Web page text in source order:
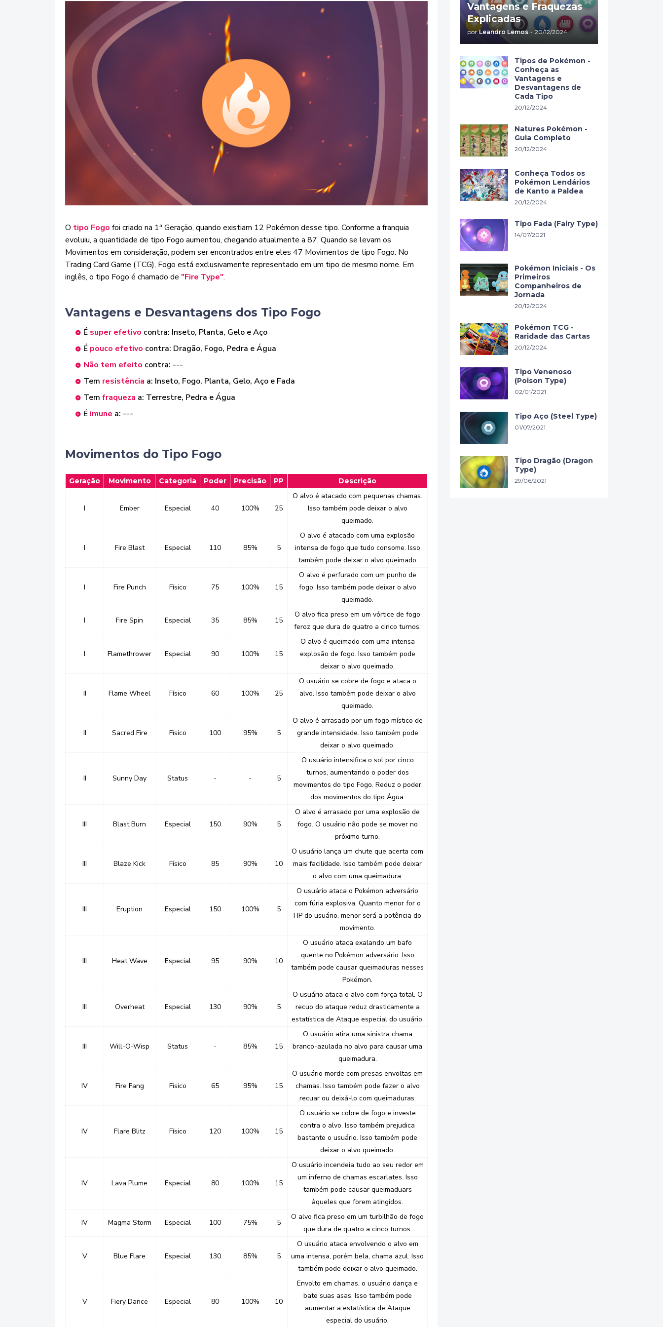
O tipo Fogo foi criado na 1ª Geração, quando existiam 12 Pokémon desse tipo. Conforme a franquia
evoluiu, a quantidade de tipo Fogo aumentou, chegando atualmente a 87. Quando se levam os
Movimentos em consideração, podem ser encontrados entre eles 47 Movimentos de tipo Fogo. No
Trading Card Game (TCG), Fogo está exclusivamente representado em um tipo de mesmo nome. Em
inglês, o tipo Fogo é chamado de "Fire Type".
Vantagens e Desvantagens dos Tipo Fogo
É super efetivo contra: Inseto, Planta, Gelo e Aço
É pouco efetivo contra: Dragão, Fogo, Pedra e Água
Não tem efeito contra: ---
Tem resistência a: Inseto, Fogo, Planta, Gelo, Aço e Fada
Tem fraqueza a: Terrestre, Pedra e Água
É imune a: ---
Movimentos do Tipo Fogo
Geração Movimento Categoria Poder Precisão PP Descrição
I Ember Especial 40 100% 25
O alvo é atacado com pequenas chamas.
Isso também pode deixar o alvo
queimado.
I Fire Blast Especial 110 85% 5
O alvo é atacado com uma explosão
intensa de fogo que tudo consome. Isso
também pode deixar o alvo queimado
I Fire Punch Físico 75 100% 15
O alvo é perfurado com um punho de
fogo. Isso também pode deixar o alvo
queimado.
I Fire Spin Especial 35 85% 15
O alvo fica preso em um vórtice de fogo
feroz que dura de quatro a cinco turnos.
I Flamethrower Especial 90 100% 15
O alvo é queimado com uma intensa
explosão de fogo. Isso também pode
deixar o alvo queimado.
II Flame Wheel Físico 60 100% 25
O usuário se cobre de fogo e ataca o
alvo. Isso também pode deixar o alvo
queimado.
II Sacred Fire Físico 100 95% 5
O alvo é arrasado por um fogo místico de
grande intensidade. Isso também pode
deixar o alvo queimado.
II Sunny Day Status - - 5
O usuário intensifica o sol por cinco
turnos, aumentando o poder dos
movimentos do tipo Fogo. Reduz o poder
dos movimentos do tipo Água.
III Blast Burn Especial 150 90% 5
O alvo é arrasado por uma explosão de
fogo. O usuário não pode se mover no
próximo turno.
III Blaze Kick Físico 85 90% 10
O usuário lança um chute que acerta com
mais facilidade. Isso também pode deixar
o alvo com uma queimadura.
III Eruption Especial 150 100% 5
O usuário ataca o Pokémon adversário
com fúria explosiva. Quanto menor for o
HP do usuário, menor será a potência do
movimento.
III Heat Wave Especial 95 90% 10
O usuário ataca exalando um bafo
quente no Pokémon adversário. Isso
também pode causar queimaduras nesses
Pokémon.
III Overheat Especial 130 90% 5
O usuário ataca o alvo com força total. O
recuo do ataque reduz drasticamente a
estatística de Ataque especial do usuário.
III Will-O-Wisp Status - 85% 15
O usuário atira uma sinistra chama
branco-azulada no alvo para causar uma
queimadura.
IV Fire Fang Físico 65 95% 15
O usuário morde com presas envoltas em
chamas. Isso também pode fazer o alvo
recuar ou deixá-lo com queimaduras.
IV Flare Blitz Físico 120 100% 15
O usuário se cobre de fogo e investe
contra o alvo. Isso também prejudica
bastante o usuário. Isso também pode
deixar o alvo queimado.
IV Lava Plume Especial 80 100% 15
O usuário incendeia tudo ao seu redor em
um inferno de chamas escarlates. Isso
também pode causar queimaduars
àqueles que forem atingidos.
IV Magma Storm Especial 100 75% 5
O alvo fica preso em um turbilhão de fogo
que dura de quatro a cinco turnos.
V Blue Flare Especial 130 85% 5
O usuário ataca envolvendo o alvo em
uma intensa, porém bela, chama azul. Isso
também pode deixar o alvo queimado.
V Fiery Dance Especial 80 100% 10
Envolto em chamas, o usuário dança e
bate suas asas. Isso também pode
aumentar a estatística de Ataque
especial do usuário.
Vantagens e Fraquezas
Explicadas
por Leandro Lemos - 20/12/2024
Tipos de Pokémon -
Conheça as
Vantagens e
Desvantagens de
Cada Tipo
20/12/2024
Natures Pokémon -
Guia Completo
20/12/2024
Conheça Todos os
Pokémon Lendários
de Kanto a Paldea
20/12/2024
Tipo Fada (Fairy Type)
14/07/2021
Pokémon Iniciais - Os
Primeiros
Companheiros de
Jornada
20/12/2024
Pokémon TCG -
Raridade das Cartas
20/12/2024
Tipo Venenoso
(Poison Type)
02/01/2021
Tipo Aço (Steel Type)
01/07/2021
Tipo Dragão (Dragon
Type)
29/06/2021